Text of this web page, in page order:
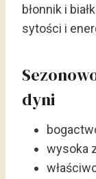
błonnik i
sytości i
dyni
wysoka